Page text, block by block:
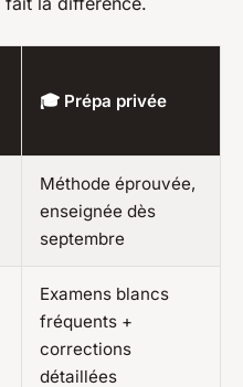
🎓 Prépa privée
Méthode éprouvée,
enseignée dès
septembre
Examens blancs
fréquents +
corrections
détaillées